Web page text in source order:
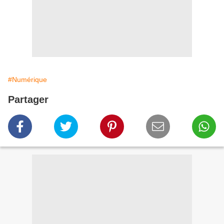
#Numérique
Partager